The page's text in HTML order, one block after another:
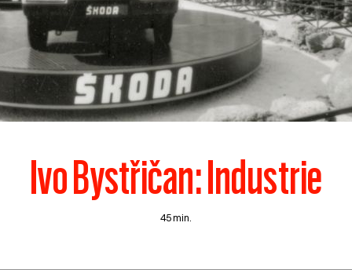
Ivo Bystřičan: Industrie
45 min.